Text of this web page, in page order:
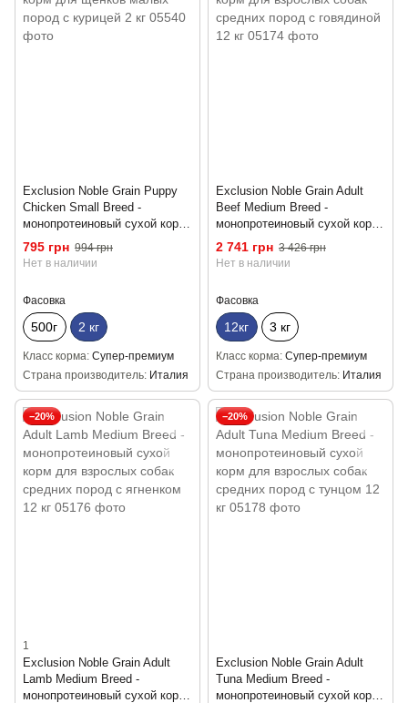
Exclusion Noble Grain Puppy
Chicken Small Breed -
монопротеиновый сухой корм
для щенков малых пород с
курицей 2 кг
795 грн 994 грн
Нет в наличии
Фасовка
500г 2 кг
Класс корма Супер-премиум
Страна производитель Италия
Exclusion Noble Grain Adult
Beef Medium Breed -
монопротеиновый сухой корм
для взрослых собак средних
пород с говядиной 12 кг
2 741 грн 3 426 грн
Нет в наличии
Фасовка
12кг 3 кг
Класс корма Супер-премиум
Страна производитель Италия
−20%
1
Exclusion Noble Grain Adult
Lamb Medium Breed -
монопротеиновый сухой корм
−20%
Exclusion Noble Grain Adult
Tuna Medium Breed -
монопротеиновый сухой корм